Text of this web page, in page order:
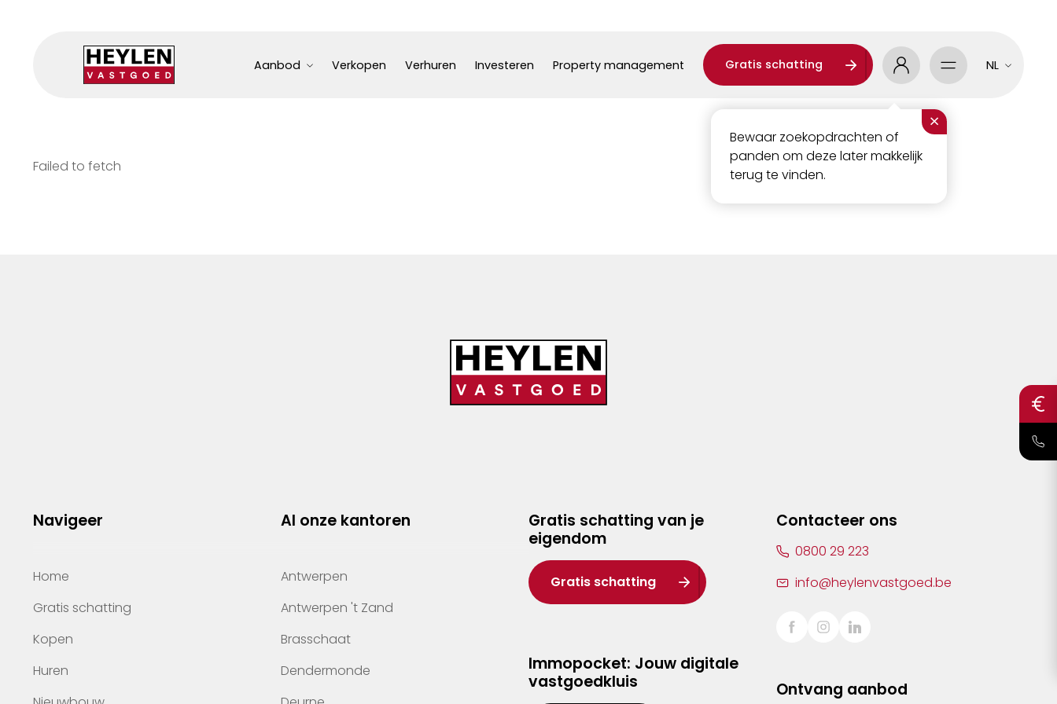
Aanbod Verkopen Verhuren Investeren Property management Gratis schatting
×
Bewaar zoekopdrachten of
panden om deze later makkelijk
terug te vinden.
NL
Failed to fetch
Navigeer
Home
Gratis schatting
Kopen
Huren
Al onze kantoren
Antwerpen
Antwerpen 't Zand
Brasschaat
Dendermonde
Gratis schatting van je
eigendom
Gratis schatting
Immopocket: Jouw digitale
vastgoedkluis
Contacteer ons
0800 29 223
info@heylenvastgoed.be
Ontvang aanbod